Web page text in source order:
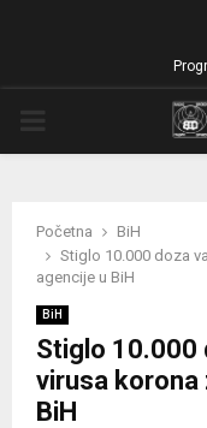
Početna
BiH
Stiglo 10.000 doza
agencije u BiH
BiH
Stiglo 10.000
virusa korona
BiH